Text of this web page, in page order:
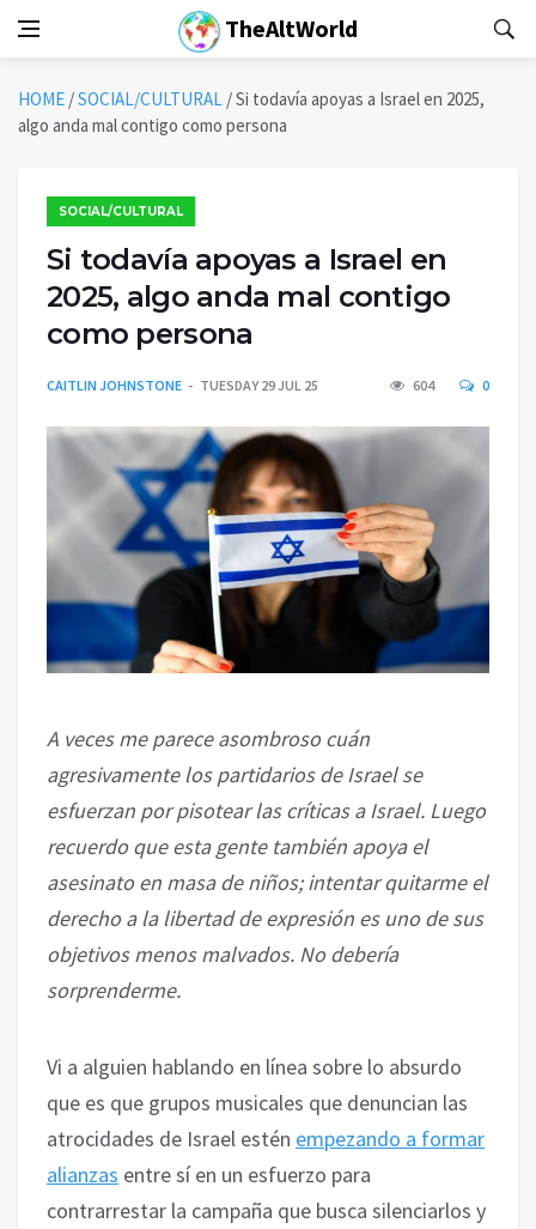
TheAltWorld
HOME /SOCIAL/CULTURAL /Si todavía apoyas a Israel en 2025,
algo anda mal contigo como persona
SOCIAL/CULTURAL
Si todavía apoyas a Israel en
2025, algo anda mal contigo
como persona
CAITLIN JOHNSTONE TUESDAY 29 JUL 25 604 0
A veces me parece asombroso cuán
agresivamente los partidarios de Israel se
esfuerzan por pisotear las críticas a Israel. Luego
recuerdo que esta gente también apoya el
asesinato en masa de niños; intentar quitarme el
derecho a la libertad de expresión es uno de sus
objetivos menos malvados. No debería
sorprenderme.
Vi a alguien hablando en línea sobre lo absurdo
que es que grupos musicales que denuncian las
atrocidades de Israel estén empezando a formar
alianzas entre sí en un esfuerzo para
contrarrestar la campaña que busca silenciarlos y